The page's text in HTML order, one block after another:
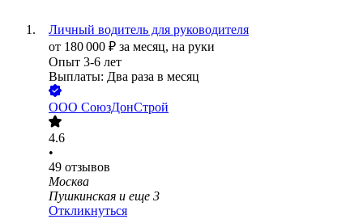
Личный водитель для руководителя
от 180 000 ₽ за месяц, на руки
Опыт 3-6 лет
Выплаты: Два раза в месяц
ООО СоюзДонСтрой
4.6
•
49 отзывов
Москва
Пушкинская и еще 3
Откликнуться